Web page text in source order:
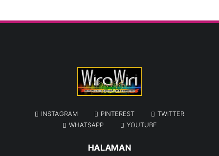
INSTAGRAM PINTEREST
TWITTER
WHATSAPP
YOUTUBE
HALAMAN